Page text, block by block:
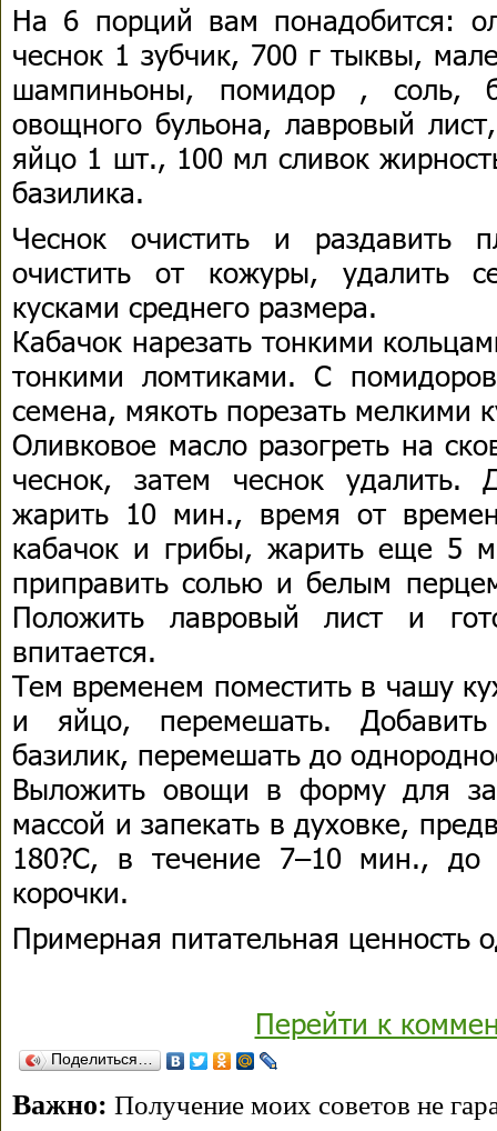
На 6 порций вам понадобится:
чеснок 1 зубчик, 700 г тыквы,
шампиньоны, помидор , соль,
овощного бульона, лавровый
яйцо 1 шт., 100 мл сливок
базилика.
Чеснок очистить и раздавить
очистить от кожуры, удалить
кусками среднего размера.
Кабачок нарезать тонкими
тонкими ломтиками. С
семена, мякоть порезать мелкими
Оливковое масло разогреть на
чеснок, затем чеснок удалить.
жарить 10 мин., время от
кабачок и грибы, жарить еще 5
приправить солью и белым
Положить лавровый лист и
впитается.
Тем временем поместить в чашу
и яйцо, перемешать.
базилик, перемешать до
Выложить овощи в форму для
массой и запекать в духовке,
180?С, в течение 7–10 мин., до
корочки.
Примерная питательная ценность
Перейти к
Поделиться…
Важно: Получение моих советов не